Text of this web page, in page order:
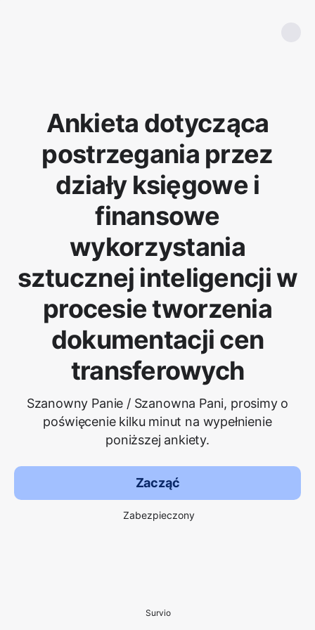
Ankieta dotycząca
postrzegania przez
działy księgowe i
finansowe
wykorzystania
sztucznej inteligencji w
procesie tworzenia
dokumentacji cen
transferowych
Szanowny Panie / Szanowna Pani, prosimy o
poświęcenie kilku minut na wypełnienie
poniższej ankiety.
Zacząć
Zabezpieczony
Survio